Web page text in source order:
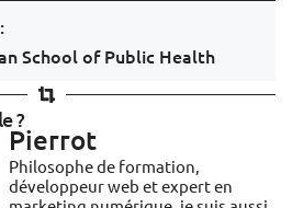
School of Public Health
?
Pierrot
Philosophe de formation,
développeur web et expert en